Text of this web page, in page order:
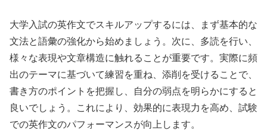
大学入試の英作文でスキルアップするには、まず基本的な
文法と語彙の強化から始めましょう。次に、多読を行い、
様々な表現や文章構造に触れることが重要です。実際に頻
出のテーマに基づいて練習を重ね、添削を受けることで、
書き方のポイントを把握し、自分の弱点を明らかにすると
良いでしょう。これにより、効果的に表現力を高め、試験
での英作文のパフォーマンスが向上します。